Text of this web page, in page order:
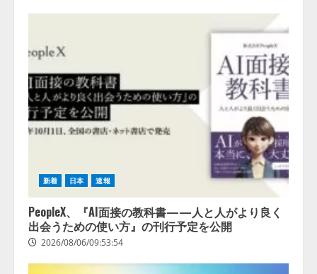
新着 日本 速報
PeopleX、『AI面接の教科書——人と人がより良く
出会うための使い方』の刊行予定を公開
2026/08/06/09:53:54